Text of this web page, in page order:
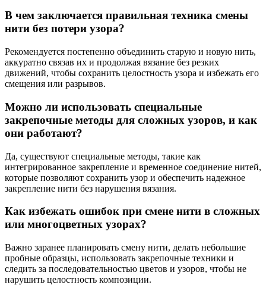
В чем заключается правильная техника смены
нити без потери узора?
Рекомендуется постепенно объединить старую и новую нить,
аккуратно связав их и продолжая вязание без резких
движений, чтобы сохранить целостность узора и избежать его
смещения или разрывов.
Можно ли использовать специальные
закрепочные методы для сложных узоров, и как
они работают?
Да, существуют специальные методы, такие как
интегрированное закрепление и временное соединение нитей,
которые позволяют сохранить узор и обеспечить надежное
закрепление нити без нарушения вязания.
Как избежать ошибок при смене нити в сложных
или многоцветных узорах?
Важно заранее планировать смену нити, делать небольшие
пробные образцы, использовать закрепочные техники и
следить за последовательностью цветов и узоров, чтобы не
нарушить целостность композиции.